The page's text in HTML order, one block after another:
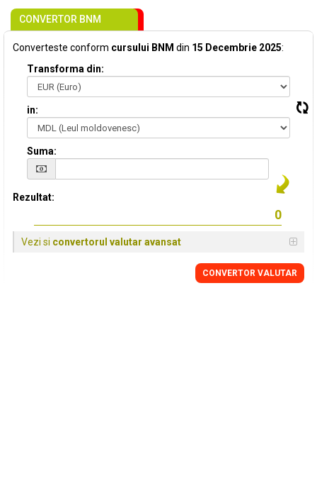
CONVERTOR BNM
Converteste conform cursului BNM din 15 Decembrie 2025:
Transforma din:
in:
Suma:
Rezultat:
Vezi si convertorul valutar avansat
CONVERTOR VALUTAR